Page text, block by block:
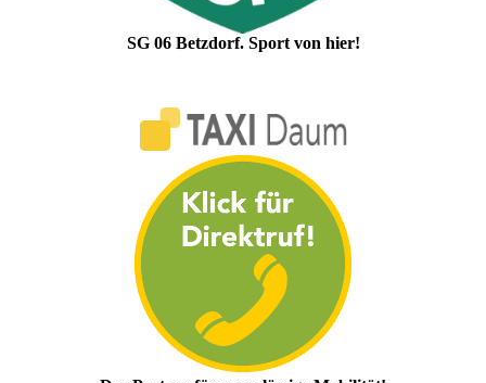
SG 06 Betzdorf. Sport von hier!